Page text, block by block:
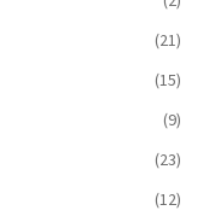
(21)
(15)
(9)
(23)
(12)